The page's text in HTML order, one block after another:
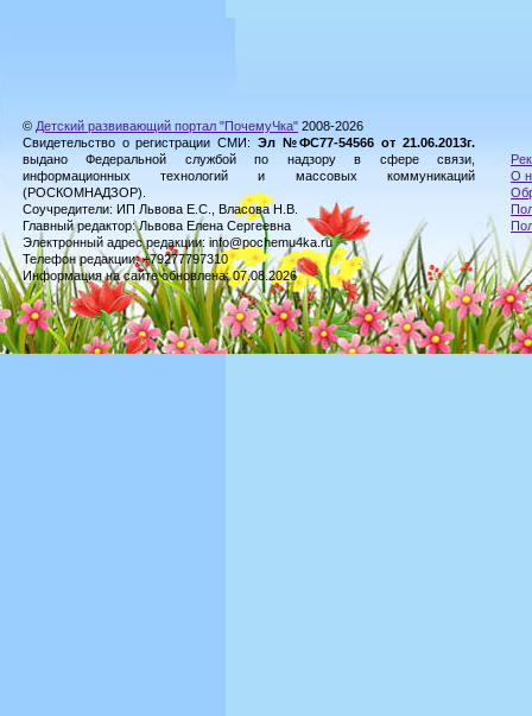
© Детский развивающий портал "ПочемуЧка" 2008-2026
Свидетельство о регистрации СМИ: Эл №ФС77-54566 от 21.06.2013г.
выдано Федеральной службой по надзору в сфере связи,
информационных технологий и массовых коммуникаций
(РОСКОМНАДЗОР).
Соучредители: ИП Львова Е.С., Власова Н.В.
Главный редактор: Львова Елена Сергеевна
Электронный адрес редакции: info@pochemu4ka.ru
Телефон редакции: +79277797310
Информация на сайте обновлена: 07.08.2026
О